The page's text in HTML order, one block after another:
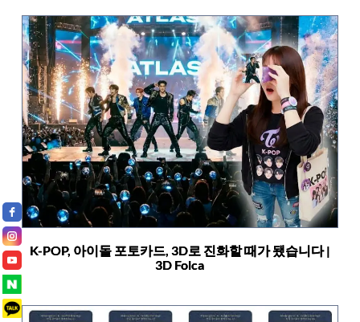
K-POP, 아이돌 포토카드, 3D로 진화할 때가 됐습니다 |
3D Folca